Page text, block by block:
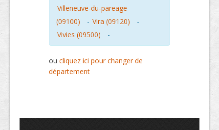
Villeneuve-du-pareage
(09100)
- Vira (09120)
-
Vivies (09500)
-
ou cliquez ici pour changer de
département